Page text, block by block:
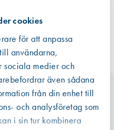
cookies
för att anpassa
användarna,
sociala medier och
även sådana
från din enhet till
och analysföretag som
i sin tur kombinera